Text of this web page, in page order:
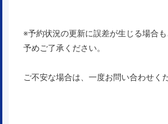
※予約状況の更新に誤差が生じる場合も
予めご了承ください。
ご不安な場合は、一度お問い合わせく